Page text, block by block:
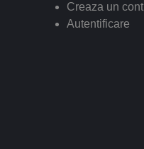
Creaza un cont
Autentificare